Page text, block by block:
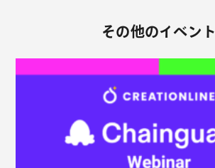
その他のイベント